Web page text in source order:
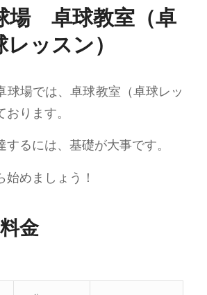
場 卓球教室（卓
レッスン）
場では、卓球教室（卓球レッ
ります。
るには、基礎が大事です。
めましょう！
金